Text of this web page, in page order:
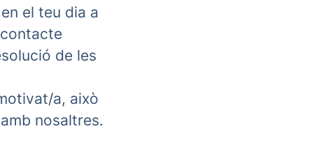
el teu dia a
de les
a, això
nosaltres.